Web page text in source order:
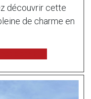
découvrir cette
de charme en